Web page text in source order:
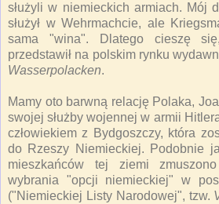
służyli w niemieckich armiach. Mój
służył w Wehrmachcie, ale
sama "wina". Dlatego cieszę
przedstawił na polskim rynku
Wasserpolacken.
Mamy oto barwną relację Polaka,
swojej służby wojennej w armii
człowiekiem z Bydgoszczy, która
do Rzeszy Niemieckiej. Podobnie
mieszkańców tej ziemi
wybrania "opcji niemieckiej" w
("Niemieckiej Listy Narodowej", tzw.